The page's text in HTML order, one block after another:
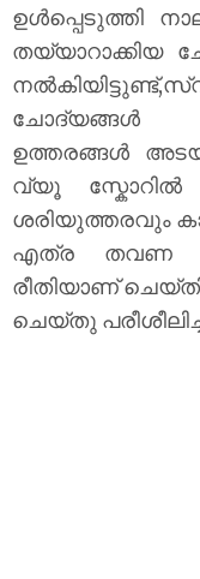
ഉൾപ്പെടുത്തി
തയ്യാറാക്കിയ
ചോദ്യങ്ങൾ
ഉത്തരങ്ങൾ
വ്യൂ സ്കോറിൽ
ശരിയുത്തരവും
എത്ര തവണ
രീതിയാണ്
ചെയ്തു